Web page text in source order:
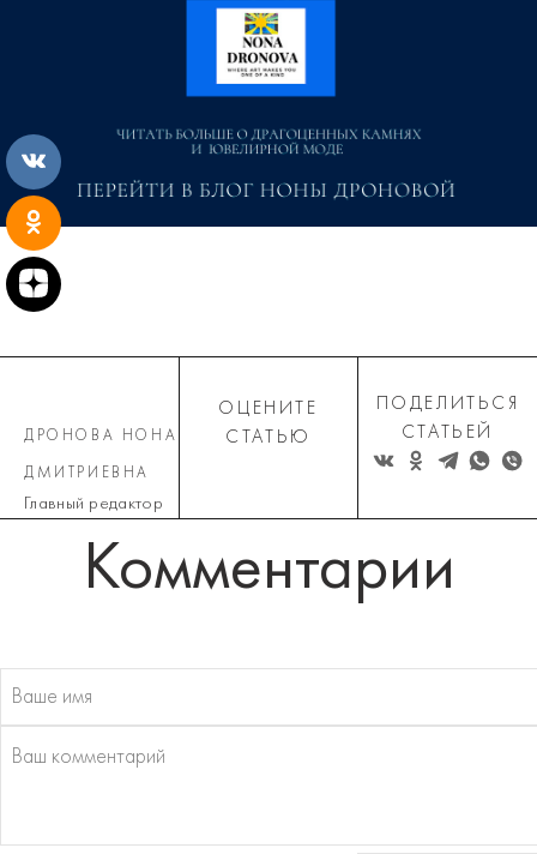
ДРОНОВА НОНА
ДМИТРИЕВНА
Главный редактор
ОЦЕНИТЕ
СТАТЬЮ
ПОДЕЛИТЬСЯ
СТАТЬЕЙ
Комментарии